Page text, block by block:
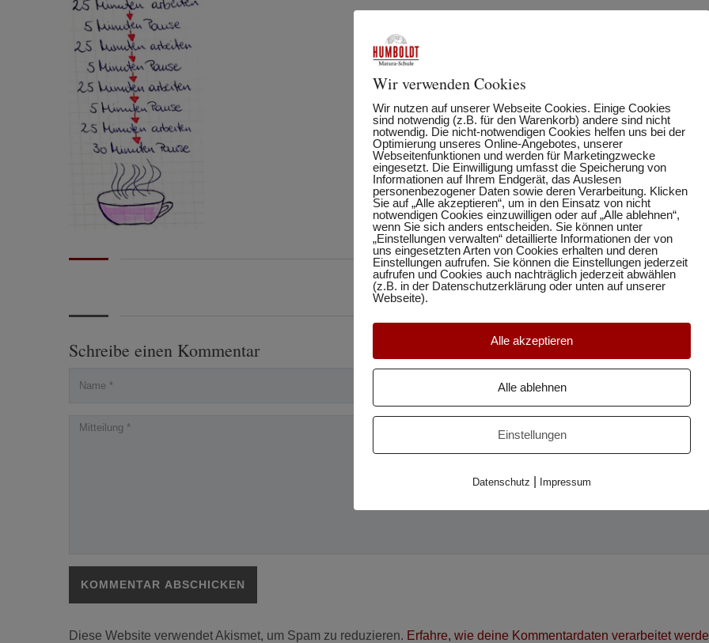
Schreibe einen Kommentar
Diese Website verwendet Akismet, um Spam zu reduzieren. Erfahre, wie deine Kommentardaten verarbeitet
Wir verwenden Cookies
Wir nutzen auf unserer Webseite Cookies. Einige Cookies
sind notwendig (z.B. für den Warenkorb) andere sind nicht
notwendig. Die nicht-notwendigen Cookies helfen uns bei der
Optimierung unseres Online-Angebotes, unserer
Webseitenfunktionen und werden für Marketingzwecke
eingesetzt. Die Einwilligung umfasst die Speicherung von
Informationen auf Ihrem Endgerät, das Auslesen
personenbezogener Daten sowie deren Verarbeitung. Klicken
Sie auf „Alle akzeptieren“, um in den Einsatz von nicht
notwendigen Cookies einzuwilligen oder auf „Alle ablehnen“,
wenn Sie sich anders entscheiden. Sie können unter
„Einstellungen verwalten“ detaillierte Informationen der von
uns eingesetzten Arten von Cookies erhalten und deren
Einstellungen aufrufen. Sie können die Einstellungen jederzeit
aufrufen und Cookies auch nachträglich jederzeit abwählen
(z.B. in der Datenschutzerklärung oder unten auf unserer
Webseite).
Alle akzeptieren
Alle ablehnen
Einstellungen
Datenschutz Impressum